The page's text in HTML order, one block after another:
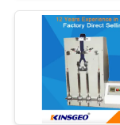
CONTRÔLE
QUALITÉ